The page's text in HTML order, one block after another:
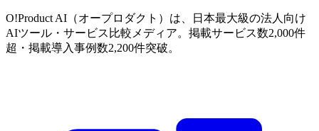
O!Product AI（オープロダクト）は、日本最大級の法人向け
AIツール・サービス比較メディア。掲載サービス数2,000件
超・掲載導入事例数2,200件突破。